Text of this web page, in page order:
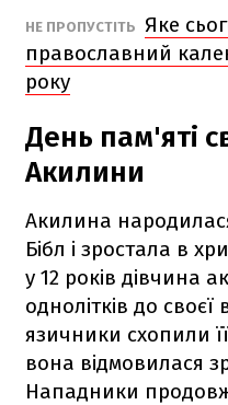
НЕ ПРОПУСТІТЬ
Яке
православний
року
День пам'яті
Акилини
Акилина народилася
Бібл і зростала в
у 12 років дівчина
однолітків до своєї
язичники схопили
вона відмовилася
Нападники